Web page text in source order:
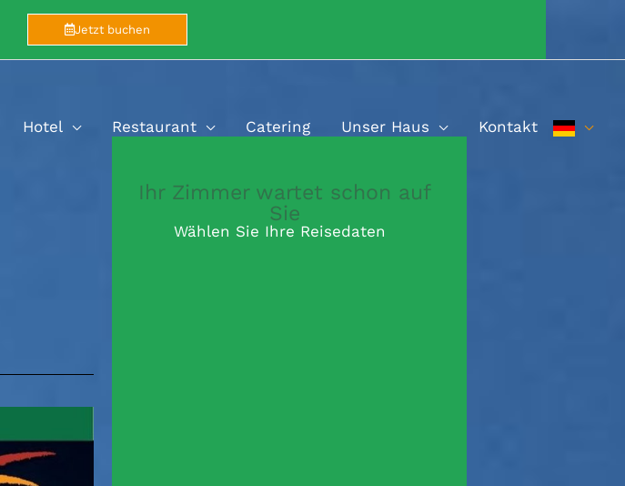
Jetzt buchen
Hotel Restaurant Catering Unser Haus Kontakt
Ihr Zimmer wartet schon auf
Sie
Wählen Sie Ihre Reisedaten